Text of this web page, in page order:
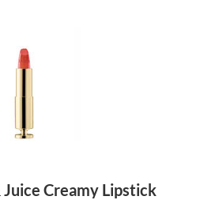
Juice Creamy Lipstick